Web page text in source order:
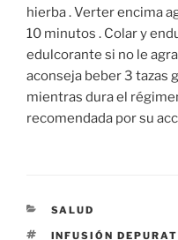
hierba . Verter encima
10 minutos . Colar y
edulcorante si no le
aconseja beber 3 tazas
mientras dura el
recomendada por su
CATEGORÍAS
SALUD
ETIQUETAS
INFUSIÓN